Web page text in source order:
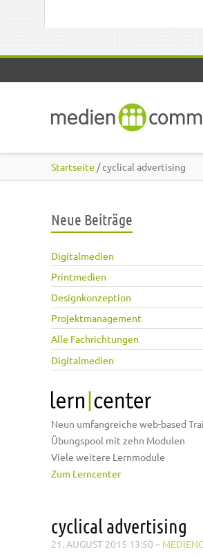
Startseite / cyclical advertising
Neue Beiträge
Digitalmedien
Printmedien
Designkonzeption
Projektmanagement
Alle Fachrichtungen
Digitalmedien
Neun umfangreiche web-based
Übungspool mit zehn Modulen
Viele weitere Lernmodule
Zum Lerncenter
cyclical advertising
21. AUGUST 2015 13:50 –